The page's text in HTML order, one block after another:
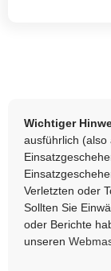
Wichtiger
ausführlich (also
Verletzten oder
Sollten Sie
oder Berichte
unseren